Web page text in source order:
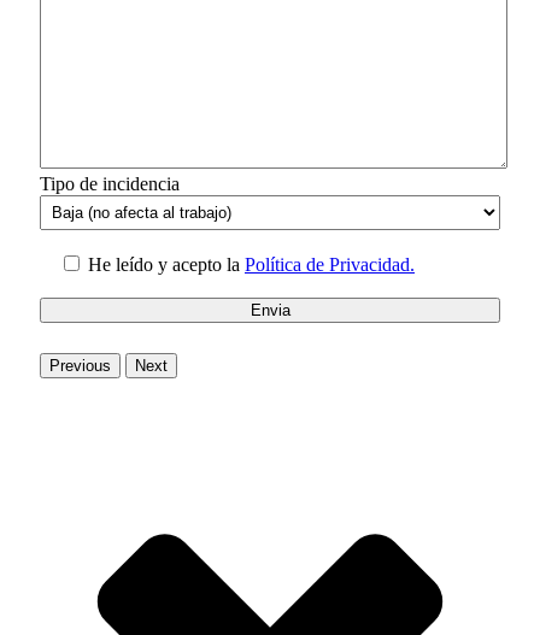
Tipo de incidencia
He leído y acepto la Política de Privacidad.
Previous Next